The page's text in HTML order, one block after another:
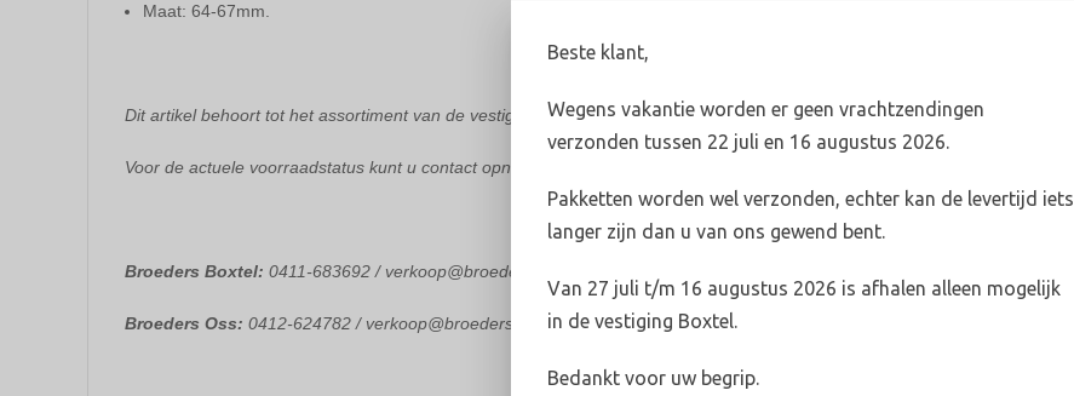
Maat: 64-67mm.
Dit artikel behoort tot het assortiment van de vestigingen in Boxtel en Oss.
Voor de actuele voorraadstatus kunt u contact opnemen met de betreffende vestiging.
Broeders Boxtel: 0411-683692 / verkoop@broedersboxtel.nl
Broeders Oss: 0412-624782 / verkoop@broedersoss.nl
Beste klant,
Wegens vakantie worden er geen vrachtzendingen
verzonden tussen 22 juli en 16 augustus 2026.
Pakketten worden wel verzonden, echter kan de levertijd iets
langer zijn dan u van ons gewend bent.
Van 27 juli t/m 16 augustus 2026 is afhalen alleen mogelijk
in de vestiging Boxtel.
Bedankt voor uw begrip.